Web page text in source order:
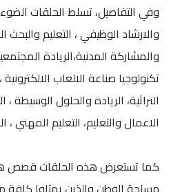
وفي التفاصيل، تسلط الحلقات
والارشاد الوظيفي ، التعليم والبحث
والمشاركة المدنية،الريادة
تكنولوجيا صناعة الالعاب
التراثية، الريادة والحلول الوسيطة ،
الاعمال والتعليم، التعليم المهني ،
كما تستعرض هذه الحلقات قصص